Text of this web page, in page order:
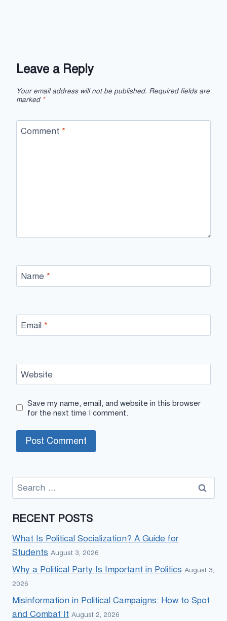
Leave a Reply
Your email address will not be published. Required fields are
marked *
Comment *
Name *
Email *
Website
Save my name, email, and website in this browser
for the next time I comment.
Search
for:
RECENT POSTS
What Is Political Socialization? A Guide for
Students August 3, 2026
Why a Political Party Is Important in Politics August 3,
2026
Misinformation in Political Campaigns: How to Spot
and Combat It August 2, 2026